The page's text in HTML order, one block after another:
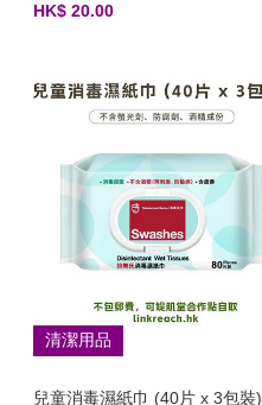
HK$ 20.00
清潔用品
兒童消毒濕紙巾 (40片 x 3包裝)